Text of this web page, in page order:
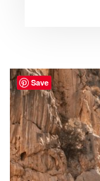
Save